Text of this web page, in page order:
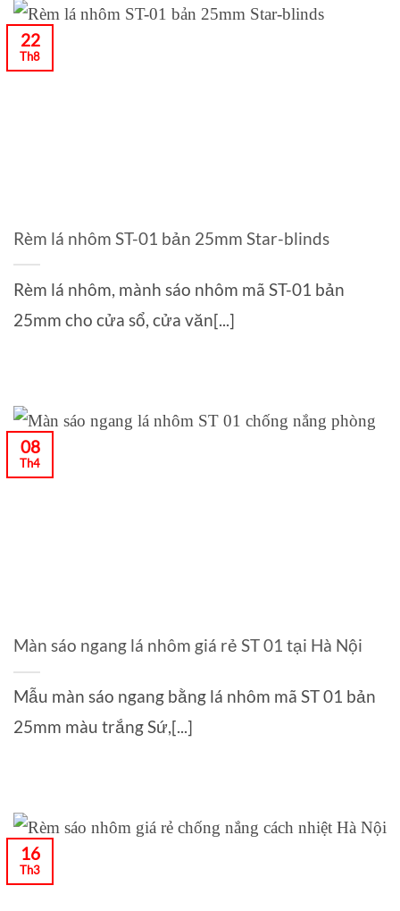
Rèm lá nhôm ST-01 bản 25mm Star-blinds
Rèm lá nhôm, mành sáo nhôm mã ST-01 bản
25mm cho cửa sổ, cửa văn[...]
22
Th8
Màn sáo ngang lá nhôm giá rẻ ST 01 tại Hà Nội
Mẫu màn sáo ngang bằng lá nhôm mã ST 01 bản
25mm màu trắng Sứ,[...]
08
Th4
16
Th3